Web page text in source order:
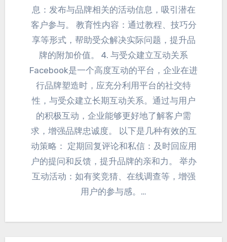
息 ： 发布与品牌相关的活动信息 ， 吸引潜在
客户参与。 教育性内容 ： 通过教程
技巧分
享等形式， 帮助受众解决实际问题 ， 提升品
牌的附加价值。 4. 与受众建立互动关系
Facebook是一个高度互动的平台 ， 企业在进
行品牌塑造时 ， 应充分利用平台的社交特
性 ， 与受众建立长期互动关系。通过与用户
的积极互动， 企业能够更好地了解客户需
求 ，增强品牌忠诚度。 以下是几种有效的互
动策略 ： 定期回复评论和私信： 及时回应用
户的提问和反馈，提升品牌的亲和力。 举办
互动活动 ： 如有奖竞猜、 在线调查等， 增强
用户的参与感。…